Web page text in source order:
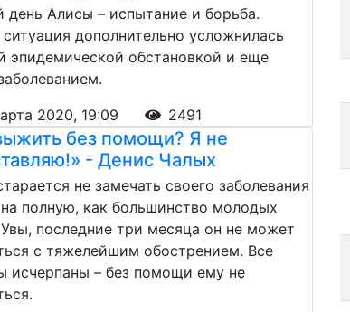
день Алисы – испытание и борьба.
дополнительно усложнилась
эпидемической обстановкой и еще
2020, 19:09
2491
без помощи? Я не
- Денис Чалых
не замечать своего заболевания
полную, как большинство молодых
последние три месяца он не может
с тяжелейшим обострением. Все
исчерпаны – без помощи ему не